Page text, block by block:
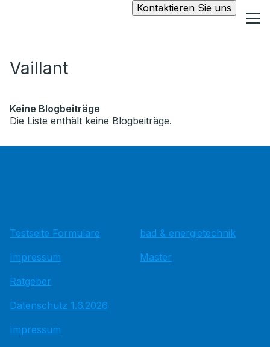
Kontaktieren Sie uns
Vaillant
Keine Blogbeiträge
Die Liste enthält keine Blogbeiträge.
Testseite Formulare
Impressum
Ratgeber
Datenschutz 1.6.2026
Impressum
bad & energietechnik
Master